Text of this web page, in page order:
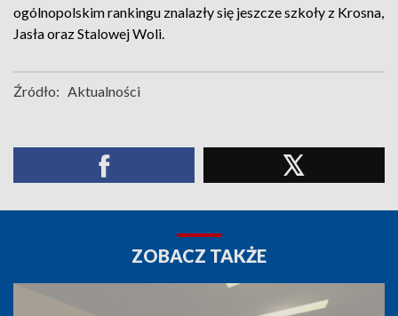
ogólnopolskim rankingu znalazły się jeszcze szkoły z Krosna,
Jasła oraz Stalowej Woli.
Źródło: Aktualności
ZOBACZ TAKŻE